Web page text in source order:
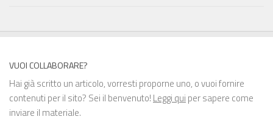
VUOI COLLABORARE?
Hai già scritto un articolo, vorresti proporne uno, o vuoi fornire
contenuti per il sito? Sei il benvenuto! Leggi qui per sapere come
inviare il materiale.